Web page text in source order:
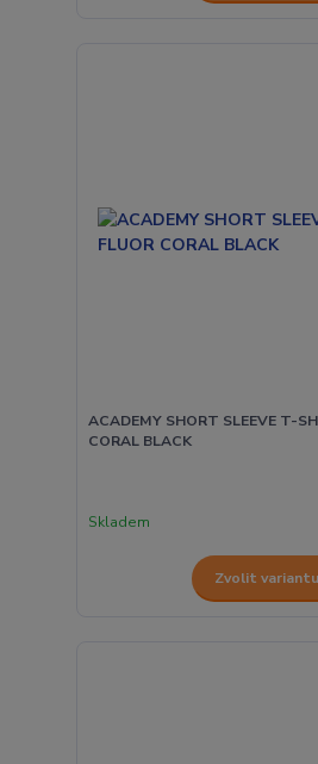
ACADEMY SHORT SLEEVE T-
CORAL BLACK
Skladem
Zvolit variantu